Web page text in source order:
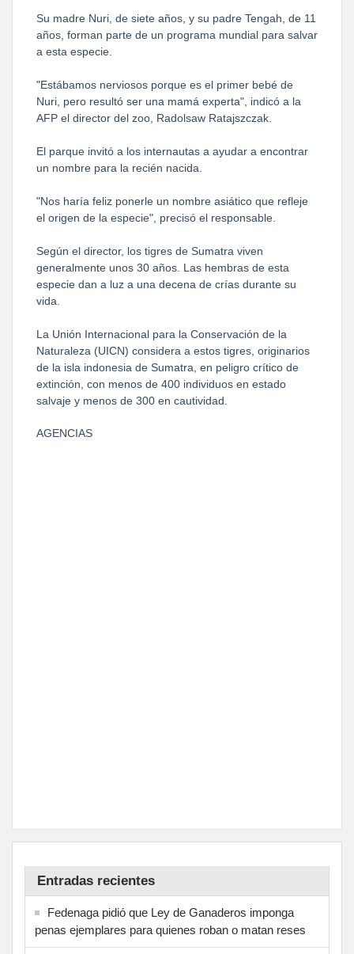
Su madre Nuri, de siete años, y su padre Tengah, de 11
años, forman parte de un programa mundial para salvar
a esta especie.
"Estábamos nerviosos porque es el primer bebé de
Nuri, pero resultó ser una mamá experta", indicó a la
AFP el director del zoo, Radolsaw Ratajszczak.
El parque invitó a los internautas a ayudar a encontrar
un nombre para la recién nacida.
"Nos haría feliz ponerle un nombre asiático que refleje
el origen de la especie", precisó el responsable.
Según el director, los tigres de Sumatra viven
generalmente unos 30 años. Las hembras de esta
especie dan a luz a una decena de crías durante su
vida.
La Unión Internacional para la Conservación de la
Naturaleza (UICN) considera a estos tigres, originarios
de la isla indonesia de Sumatra, en peligro crítico de
extinción, con menos de 400 individuos en estado
salvaje y menos de 300 en cautividad.
AGENCIAS
Entradas recientes
Fedenaga pidió que Ley de Ganaderos imponga
penas ejemplares para quienes roban o matan reses